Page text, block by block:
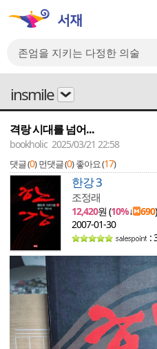
insmile
격랑 시대를 넘어...
bookholic 2025/03/21 22:58
댓글 (0) 먼댓글 (0) 좋아요 (17)
한강 3
조정래
12,420원 (10%↓ 690)
2007-01-30
: